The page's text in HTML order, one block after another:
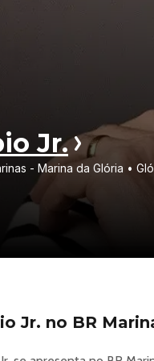
Jr.
- Marina da Glória •
Jr. no BR